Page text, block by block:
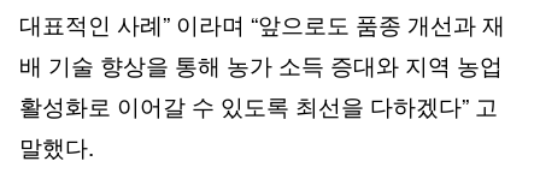
대표적인 사례” 이라며 “앞으로도 품종 개선과 재
배 기술 향상을 통해 농가 소득 증대와 지역 농업
활성화로 이어갈 수 있도록 최선을 다하겠다” 고
말했다.